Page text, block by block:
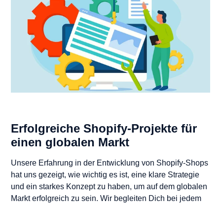
Erfolgreiche Shopify-Projekte für
einen globalen Markt
Unsere Erfahrung in der Entwicklung von Shopify-Shops
hat uns gezeigt, wie wichtig es ist, eine klare Strategie
und ein starkes Konzept zu haben, um auf dem globalen
Markt erfolgreich zu sein. Wir begleiten Dich bei jedem